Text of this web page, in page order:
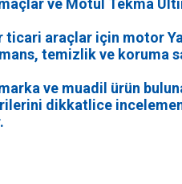
ve Motul Tekma
ticari araçlar için motor
temizlik ve koruma
ve muadil ürün
dikkatlice